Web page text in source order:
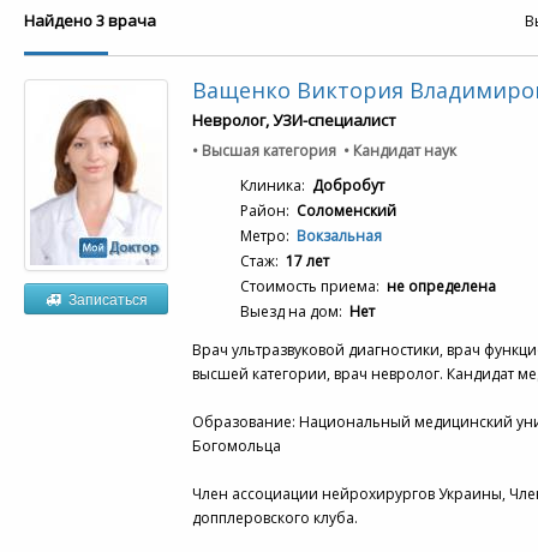
Найдено 3 врача
Записаться
Ващенко Виктория
Невролог, УЗИ-специалист
• Высшая категория • Кандидат наук
Клиника: Добробут
Район: Соломенский
Метро: Вокзальная
Стаж: 17 лет
Стоимость приема: не определена
Выезд на дом: Нет
Врач ультразвуковой диагностики, врач
высшей категории, врач невролог. Кандидат
Образование: Национальный медицинский
Богомольца
Член ассоциации нейрохирургов Украины,
допплеровского клуба.